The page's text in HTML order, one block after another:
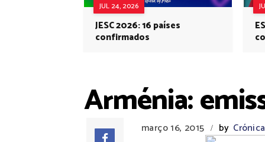
JUL 24, 2026
JESC 2026: 16 países
confirmados
Arménia:
março 16, 2015 / by